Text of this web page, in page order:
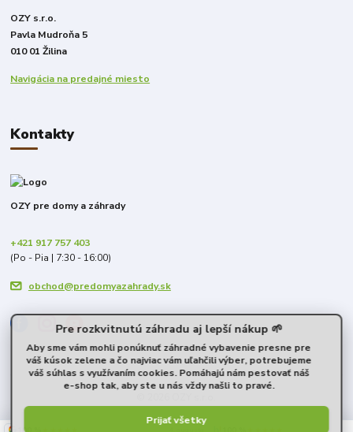
OZY s.r.o.
Pavla Mudroňa 5
010 01 Žilina
Navigácia na predajné miesto
Kontakty
OZY pre domy a záhrady
+421 917 757 403
(Po - Pia | 7:30 - 16:00)
obchod@predomyazahrady.sk
Pre rozkvitnutú záhradu aj lepší nákup 🌱
Aby sme vám mohli ponúknuť záhradné vybavenie presne pre
váš kúsok zelene a čo najviac vám uľahčili výber, potrebujeme
váš súhlas s využívaním cookies. Pomáhajú nám pestovať náš
e-shop tak, aby ste u nás vždy našli to pravé.
Prijať všetky
100 %